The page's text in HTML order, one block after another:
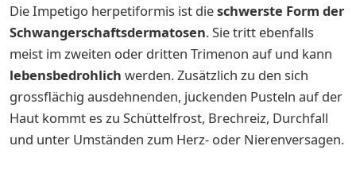
Die Impetigo herpetiformis ist dieschwerste Form der
Schwangerschaftsdermatosen. Sie tritt ebenfalls
meist im zweiten oder dritten Trimenon auf und kann
lebensbedrohlich werden. Zusätzlich zu den sich
grossflächig ausdehnenden, juckenden Pusteln auf der
Haut kommt es zu Schüttelfrost, Brechreiz, Durchfall
und unter Umständen zum Herz- oder Nierenversagen.